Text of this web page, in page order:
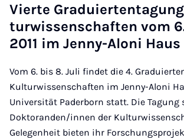
Vierte
tur­wis­senschaften vom
2011 im Jenny-Aloni Haus
Vom 6. bis 8. Juli findet die 4.
Kulturwissenschaften im Jenny-Aloni
Universität Paderborn statt. Die Tagung
Doktoranden/innen der
Gelegenheit bieten ihr